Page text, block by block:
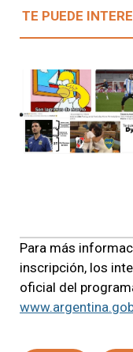
TE PUEDE
Para más
inscripción, los
oficial del